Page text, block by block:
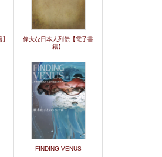
偉大な日本人列伝【電子書
籍】
FINDING VENUS